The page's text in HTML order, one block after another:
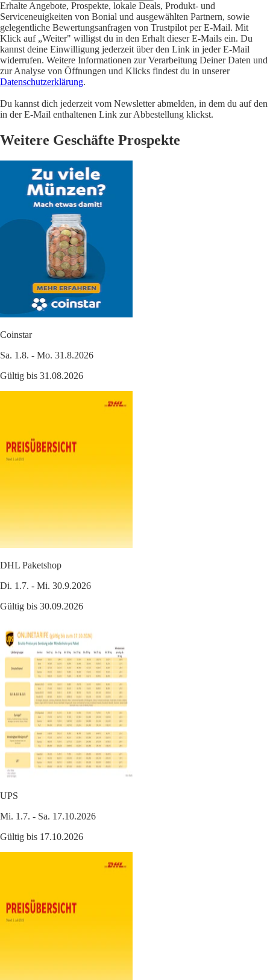
Erhalte Angebote, Prospekte, lokale Deals, Produkt- und
Serviceneuigkeiten von Bonial und ausgewählten Partnern, sowie
gelegentliche Bewertungsanfragen von Trustpilot per E-Mail. Mit
Klick auf „Weiter" willigst du in den Erhalt dieser E-Mails ein. Du
kannst deine Einwilligung jederzeit über den Link in jeder E-Mail
widerrufen. Weitere Informationen zur Verarbeitung Deiner Daten und
zur Analyse von Öffnungen und Klicks findest du in unserer
Datenschutzerklärung.
Du kannst dich jederzeit vom Newsletter abmelden, in dem du auf den
in der E-Mail enthaltenen Link zur Abbestellung klickst.
Weitere Geschäfte Prospekte
Coinstar
Sa. 1.8. - Mo. 31.8.2026
Gültig bis 31.08.2026
DHL Paketshop
Di. 1.7. - Mi. 30.9.2026
Gültig bis 30.09.2026
UPS
Mi. 1.7. - Sa. 17.10.2026
Gültig bis 17.10.2026